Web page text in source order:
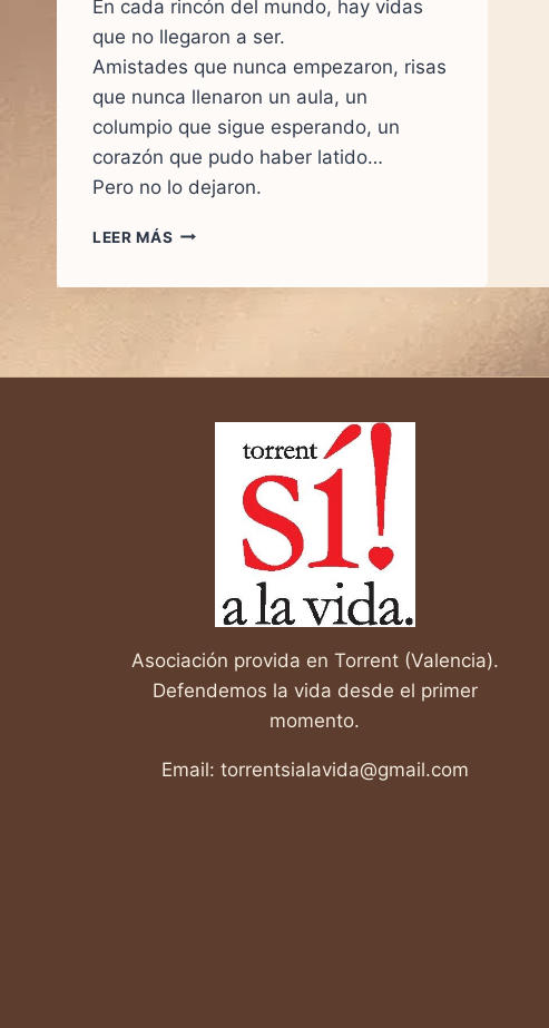
En cada rincón del mundo, hay vidas
que no llegaron a ser.
Amistades que nunca empezaron, risas
que nunca llenaron un aula, un
columpio que sigue esperando, un
corazón que pudo haber latido…
Pero no lo dejaron.
LEER MÁS UN
NUNCA
Asociación provida en Torrent (Valencia).
Defendemos la vida desde el primer
momento.
Email: torrentsialavida@gmail.com